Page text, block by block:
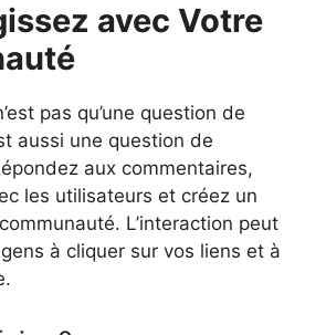
avec Votre
pas qu’une question de
aussi une question de
aux commentaires,
les utilisateurs et créez un
L’interaction peut
à cliquer sur vos liens et à